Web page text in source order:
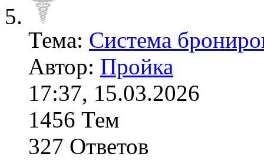
Тема: Система
Автор: Пройка
17:37, 15.03.2026
1456 Тем
327 Ответов